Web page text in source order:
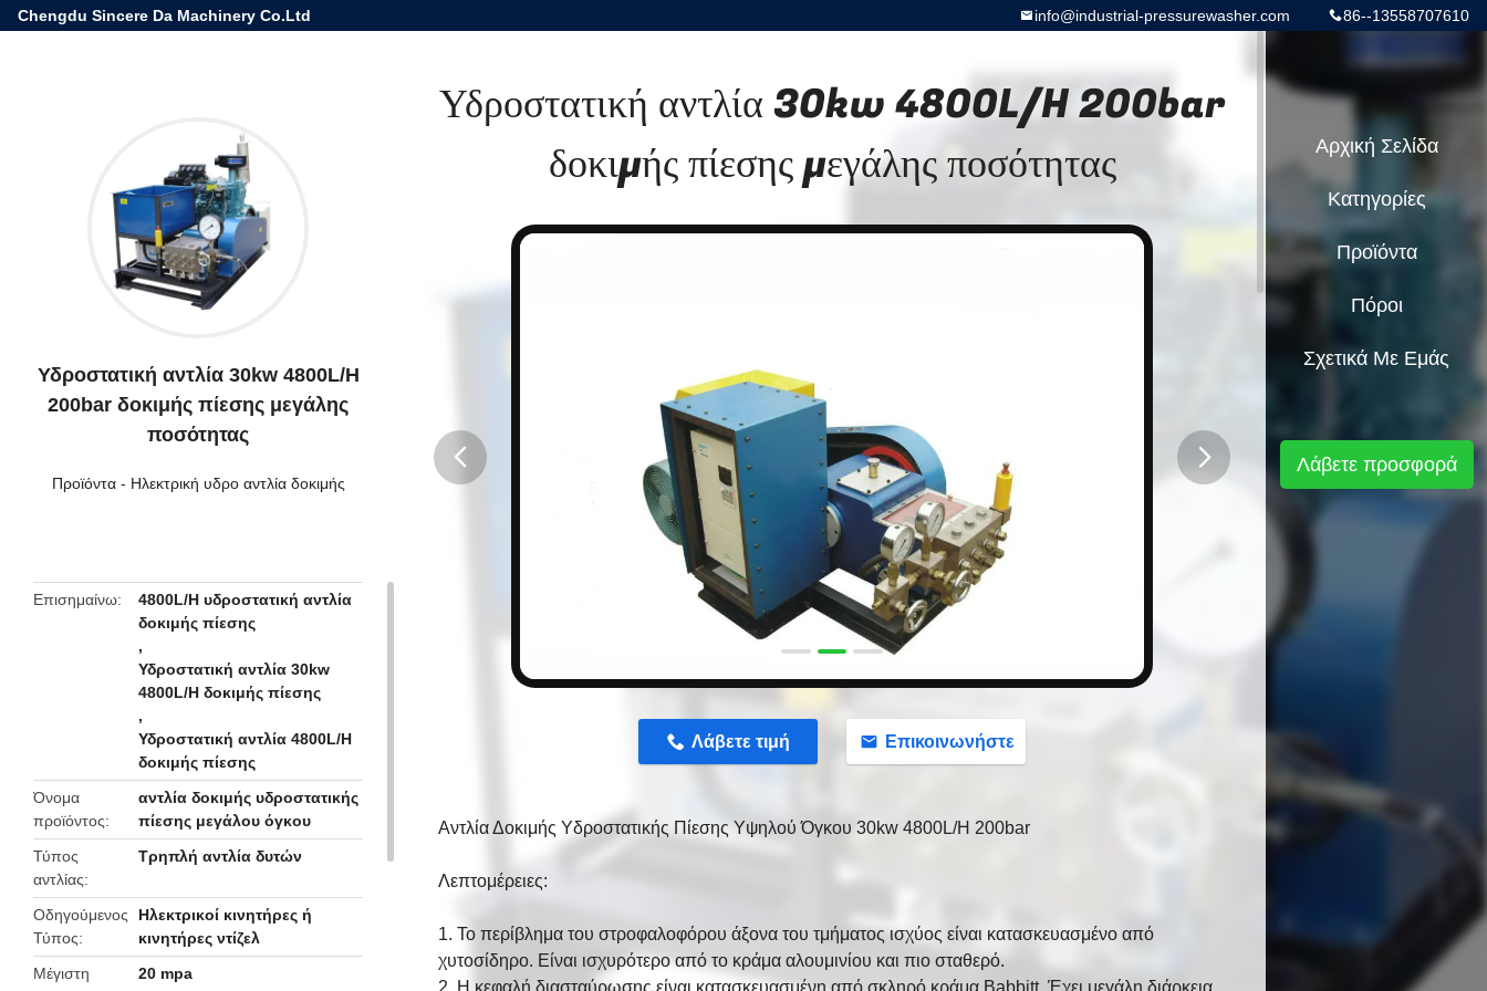
Chengdu Sincere Da Machinery Co.Ltd 86--13558707610
info@industrial-pressurewasher.com
Υδροστατική αντλία 30kw 4800L/H
200bar δοκιμής πίεσης μεγάλης
ποσότητας
Προϊόντα- Ηλεκτρική υδρο αντλία δοκιμής
Επισημαίνω
4800L/H υδροστατική αντλία
δοκιμής πίεσης
,
Υδροστατική αντλία 30kw
4800L/H δοκιμής πίεσης
,
Υδροστατική αντλία 4800L/H
δοκιμής πίεσης
Όνομα
προϊόντος
αντλία δοκιμής υδροστατικής
πίεσης μεγάλου όγκου
Τύπος
αντλίας
Τρηπλή αντλία δυτών
Οδηγούμενος
Τύπος
Ηλεκτρικοί κινητήρες ή
κινητήρες ντίζελ
Μέγιστη
20 mpa
Υδροστατική αντλία 30kw 4800L/H 200bar
δοκιμής πίεσης μεγάλης ποσότητας
Λάβετε τιμή Επικοινωνήστε
Αντλία Δοκιμής Υδροστατικής Πίεσης Υψηλού Όγκου 30kw 4800L/H 200bar
Λεπτομέρειες:
1. Το περίβλημα του στροφαλοφόρου άξονα του τμήματος ισχύος είναι κατασκευασμένο από
χυτοσίδηρο. Είναι ισχυρότερο από το κράμα αλουμινίου και πιο σταθερό.
Αρχική Σελίδα
Κατηγορίες
Προϊόντα
Πόροι
Σχετικά Με Εμάς
Λάβετε προσφορά